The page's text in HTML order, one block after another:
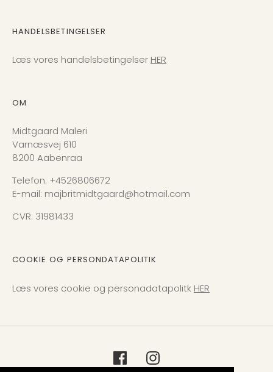
HANDELSBETINGELSER
Læs vores handelsbetingelser HER
OM
Midtgaard Maleri
Varnæsvej 610
8200 Aabenraa
Telefon: +4526806672
E-mail: majbritmidtgaard@hotmail.com
CVR: 31981433
COOKIE OG PERSONDATAPOLITIK
Læs vores cookie og personadatapolitk HER